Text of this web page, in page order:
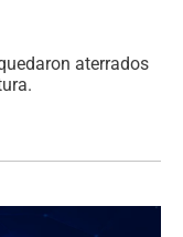
aterrados